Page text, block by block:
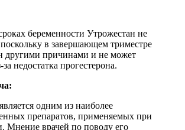
беременности Утрожестан не
в завершающем триместре
другими причинами и не может
недостатка прогестерона.
одним из наиболее
препаратов, применяемых при
Мнение врачей по поводу его